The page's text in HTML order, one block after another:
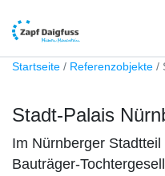
Startseite Referenzobjekte
Stadt-Palais
Im Nürnberger
Bauträger-